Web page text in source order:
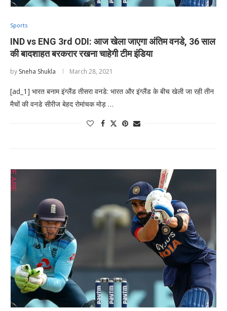
Sports
IND vs ENG 3rd ODI: आज खेला जाएगा अंतिम वनडे, 36 साल
की बादशाहत बरकरार रखना चाहेगी टीम इंडिया
by Sneha Shukla March 28, 2021
[ad_1] भारत बनाम इंग्लैंड तीसरा वनडे: भारत और इंग्लैंड के बीच खेली जा रही तीन
मैचों की वनडे सीरीज बेहद रोमांचक मोड़ …